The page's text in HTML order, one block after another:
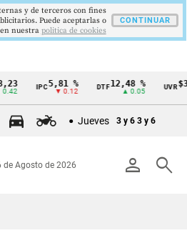
IPC 5,81 %
▼ 0.12
DTF 12,48 %
▲ 0.05
UVR
▲
Jueves 3 y 6 3 y 6
person search
de Agosto de 2026
y de terceros con fines
Puede aceptarlas o
nuestra politica de cookies
CONTINUAR